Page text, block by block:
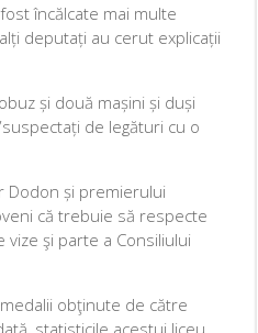
încălcate mai multe
deputați au cerut explicații
și două mașini și duși
de legături cu o
Dodon și premierului
că trebuie să respecte
şi parte a Consiliului
obţinute de către
statisticile acestui liceu